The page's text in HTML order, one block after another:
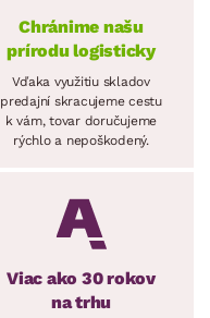
Chránime našu
prírodu logisticky
Vďaka využitiu skladov
predajní skracujeme cestu
k vám, tovar doručujeme
rýchlo a nepoškodený.
Viac ako 30 rokov
na trhu